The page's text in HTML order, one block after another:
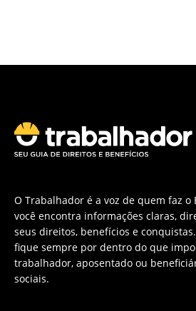
O Trabalhador é a voz de quem faz o
você encontra informações claras,
seus direitos, benefícios e
fique sempre por dentro do que
trabalhador, aposentado ou
sociais.